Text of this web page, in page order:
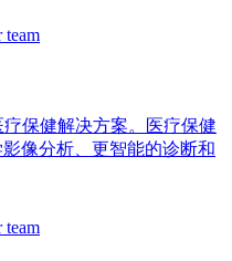
保健解决方案。医疗保健
像分析、更智能的诊断和